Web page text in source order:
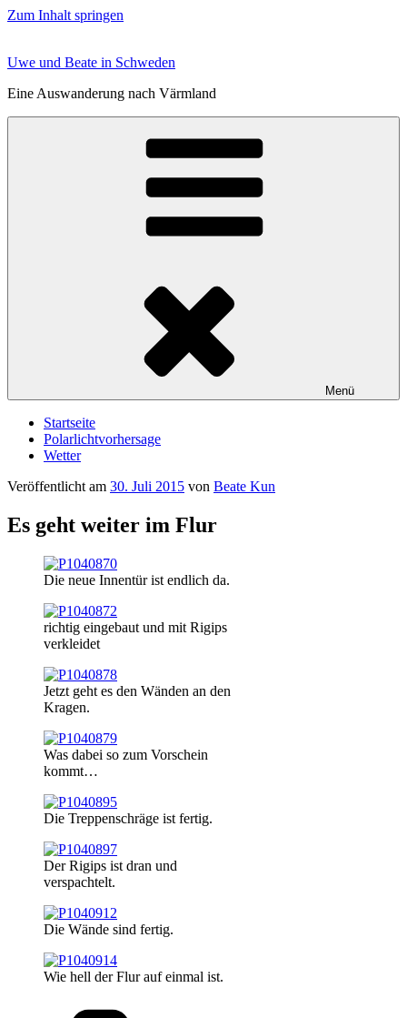
Zum Inhalt springen
Uwe und Beate in Schweden
Eine Auswanderung nach Värmland
Menü
Startseite
Polarlichtvorhersage
Wetter
Veröffentlicht am 30. Juli 2015 von Beate Kun
Es geht weiter im Flur
Die neue Innentür ist endlich da.
richtig eingebaut und mit Rigips
verkleidet
Jetzt geht es den Wänden an den
Kragen.
Was dabei so zum Vorschein
kommt…
Die Treppenschräge ist fertig.
Der Rigips ist dran und
verspachtelt.
Die Wände sind fertig.
Wie hell der Flur auf einmal ist.